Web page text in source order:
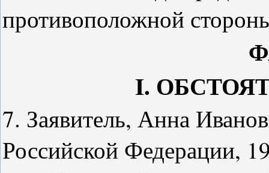
противоположной
I.
7. Заявитель, Анна
Российской Федерации,